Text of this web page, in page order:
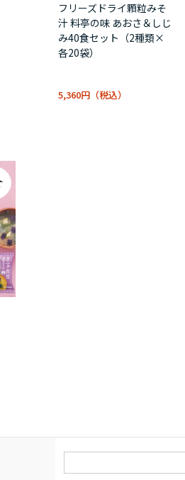
フリーズドライ顆粒みそ
汁 料亭の味 あおさ＆しじ
み40食セット（2種類×
各20袋）
5,360円